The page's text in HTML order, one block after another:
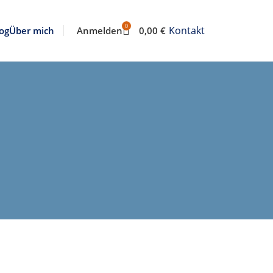
Über mich Anmelden 0 0,00 € Kontakt